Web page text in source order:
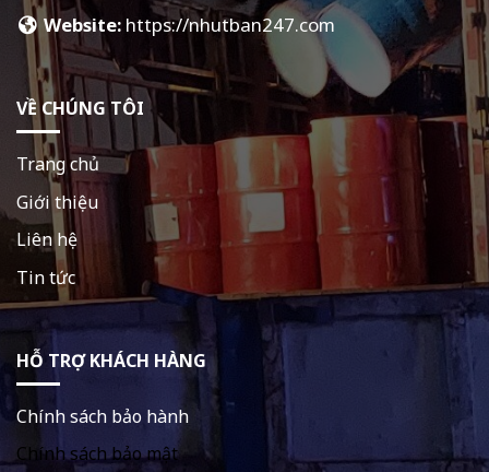
Website: https://nhutban247.com
VỀ CHÚNG TÔI
Trang chủ
Giới thiệu
Liên hệ
Tin tức
HỖ TRỢ KHÁCH HÀNG
Chính sách bảo hành
Chính sách bảo mật